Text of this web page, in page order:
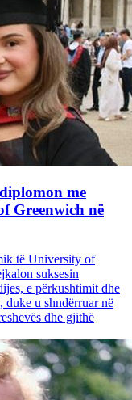
me
Greenwich në
të University of
suksesin
e përkushtimit dhe
duke u shndërruar në
dhe gjithë